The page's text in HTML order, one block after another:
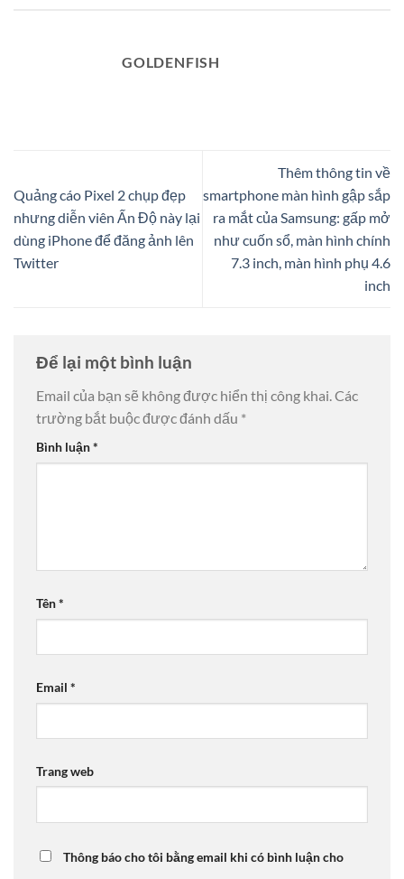
GOLDENFISH
Quảng cáo Pixel 2 chụp đẹp
nhưng diễn viên Ấn Độ này lại
dùng iPhone để đăng ảnh lên
Twitter
Thêm thông tin về
smartphone màn hình gập sắp
ra mắt của Samsung: gấp mở
như cuốn sổ, màn hình chính
7.3 inch, màn hình phụ 4.6
inch
Để lại một bình luận
Email của bạn sẽ không được hiển thị công khai.Các
trường bắt buộc được đánh dấu *
Bình luận*
Tên*
Email *
Trang web
Thông báo cho tôi bằng email khi có bình luận cho